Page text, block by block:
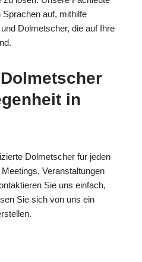
auf, mithilfe
Dolmetscher, die auf Ihre
in
Dolmetscher für jeden
Veranstaltungen
Sie uns einfach,
Sie sich von uns ein